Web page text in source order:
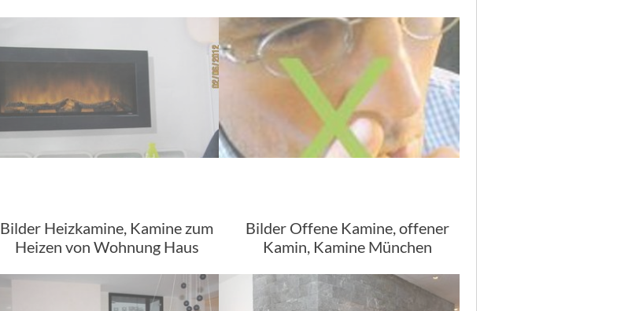
Bilder Heizkamine, Kamine zum
Heizen von Wohnung Haus
Bilder Offene Kamine, offener
Kamin, Kamine München